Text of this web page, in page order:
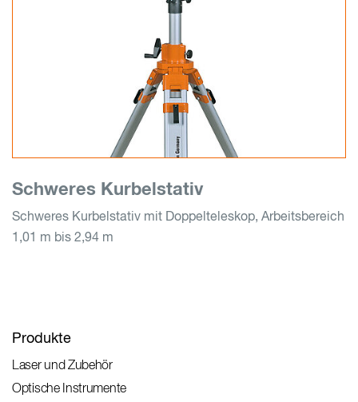
Schweres Kurbelstativ
Schweres Kurbelstativ mit Doppelteleskop, Arbeitsbereich
1,01 m bis 2,94 m
Produkte
Laser und Zubehör
Optische Instrumente